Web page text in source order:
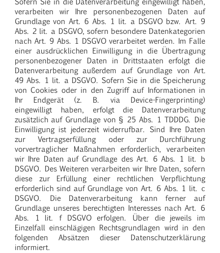
verarbeiten wir Ihre personenbezogenen Daten auf
Grundlage von Art. 6 Abs. 1 lit. a DSGVO bzw. Art. 9
Abs. 2 lit. a DSGVO, sofern besondere Datenkategorien
nach Art. 9 Abs. 1 DSGVO verarbeitet werden. Im Falle
einer ausdrücklichen Einwilligung in die Übertragung
personenbezogener Daten in Drittstaaten erfolgt die
Datenverarbeitung außerdem auf Grundlage von Art.
49 Abs. 1 lit. a DSGVO. Sofern Sie in die Speicherung
von Cookies oder in den Zugriff auf Informationen in
Ihr Endgerät (z. B. via Device-Fingerprinting)
eingewilligt haben, erfolgt die Datenverarbeitung
zusätzlich auf Grundlage von § 25 Abs. 1 TDDDG. Die
Einwilligung ist jederzeit widerrufbar. Sind Ihre Daten
zur Vertragserfüllung oder zur Durchführung
vorvertraglicher Maßnahmen erforderlich, verarbeiten
wir Ihre Daten auf Grundlage des Art. 6 Abs. 1 lit. b
DSGVO. Des Weiteren verarbeiten wir Ihre Daten, sofern
diese zur Erfüllung einer rechtlichen Verpflichtung
erforderlich sind auf Grundlage von Art. 6 Abs. 1 lit. c
DSGVO. Die Datenverarbeitung kann ferner auf
Grundlage unseres berechtigten Interesses nach Art. 6
Abs. 1 lit. f DSGVO erfolgen. Über die jeweils im
Einzelfall einschlägigen Rechtsgrundlagen wird in den
folgenden Absätzen dieser Datenschutzerklärung
informiert.